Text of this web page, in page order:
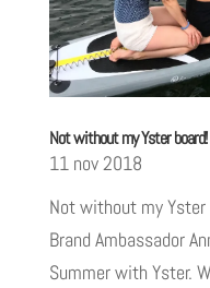
Not without my Yster board!
11 nov 2018
Not without my
Brand Ambassador
Summer with Yster.